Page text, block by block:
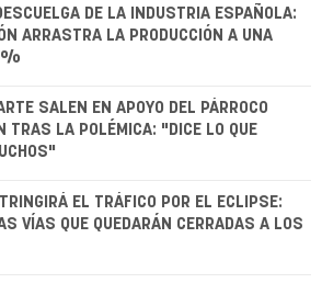
DE LA INDUSTRIA ESPAÑOLA:
ARRASTRA LA PRODUCCIÓN A UNA
SALEN EN APOYO DEL PÁRROCO
TRAS LA POLÉMICA: "DICE LO QUE
EL TRÁFICO POR EL ECLIPSE:
VÍAS QUE QUEDARÁN CERRADAS A LOS